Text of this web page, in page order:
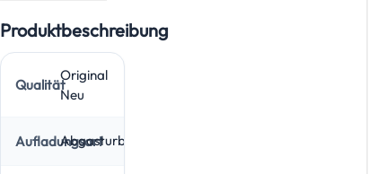
Produktbeschreibung
Qualität
Original
Neu
AufladungsartAbgasturbolader